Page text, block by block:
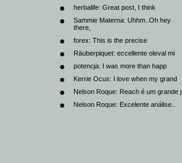
herbalife: Great post, I think
Sammie Materna: Uhhm..Oh hey
there,
forex: This is the precise
Räuberpiquet: eccellente oleval mi
potencja: I was more than happ
Kerrie Ocus: I love when my grand
Nelson Roque: Reach é um grande j
Nelson Roque: Excelente análise..